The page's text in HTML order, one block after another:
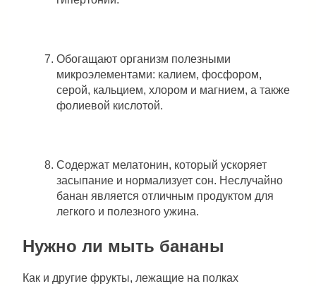
Обогащают организм полезными
микроэлементами: калием, фосфором,
серой, кальцием, хлором и магнием, а также
фолиевой кислотой.
Содержат мелатонин, который ускоряет
засыпание и нормализует сон. Неслучайно
банан является отличным продуктом для
легкого и полезного ужина.
Нужно ли мыть бананы
Как и другие фрукты, лежащие на полках